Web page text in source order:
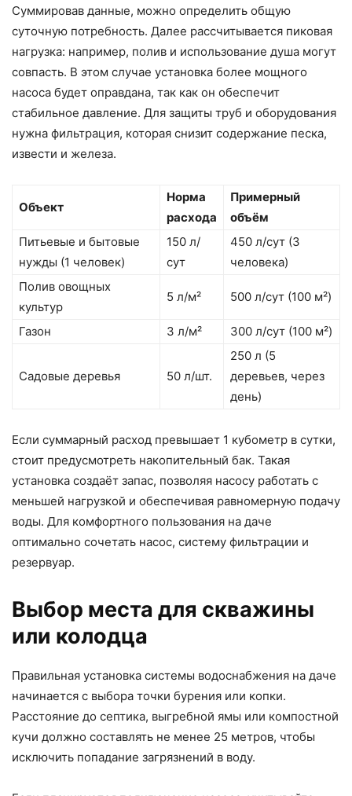
Суммировав данные, можно определить общую
суточную потребность. Далее рассчитывается пиковая
нагрузка: например, полив и использование душа могут
совпасть. В этом случае установка более мощного
насоса будет оправдана, так как он обеспечит
стабильное давление. Для защиты труб и оборудования
нужна фильтрация, которая снизит содержание песка,
извести и железа.
Объект
Норма
расхода
Примерный
объём
Питьевые и бытовые
нужды (1 человек)
150 л/
сут
450 л/сут (3
человека)
Полив овощных
культур
5 л/м² 500 л/сут (100 м²)
Газон 3 л/м² 300 л/сут (100 м²)
Садовые деревья 50 л/шт.
250 л (5
деревьев, через
день)
Если суммарный расход превышает 1 кубометр в сутки,
стоит предусмотреть накопительный бак. Такая
установка создаёт запас, позволяя насосу работать с
меньшей нагрузкой и обеспечивая равномерную подачу
воды. Для комфортного пользования на даче
оптимально сочетать насос, систему фильтрации и
резервуар.
Выбор места для скважины
или колодца
Правильная установка системы водоснабжения на даче
начинается с выбора точки бурения или копки.
Расстояние до септика, выгребной ямы или компостной
кучи должно составлять не менее 25 метров, чтобы
исключить попадание загрязнений в воду.